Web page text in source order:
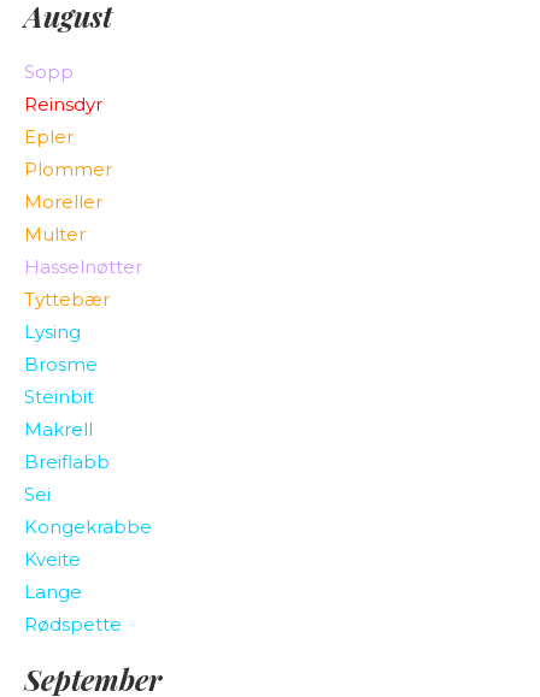
August
Sopp
Reinsdyr
Epler
Plommer
Moreller
Multer
Hasselnøtter
Tyttebær
Lysing
Brosme
Steinbit
Makrell
Breiflabb
Sei
Kongekrabbe
Kveite
Lange
Rødspette
September